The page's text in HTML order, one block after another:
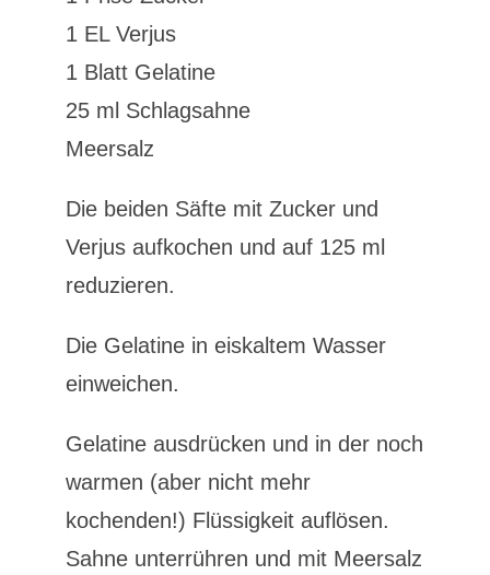
1 EL Verjus
1 Blatt Gelatine
25 ml Schlagsahne
Meersalz
Die beiden Säfte mit Zucker und
Verjus aufkochen und auf 125 ml
reduzieren.
Die Gelatine in eiskaltem Wasser
einweichen.
Gelatine ausdrücken und in der noch
warmen (aber nicht mehr
kochenden!) Flüssigkeit auflösen.
Sahne unterrühren und mit Meersalz